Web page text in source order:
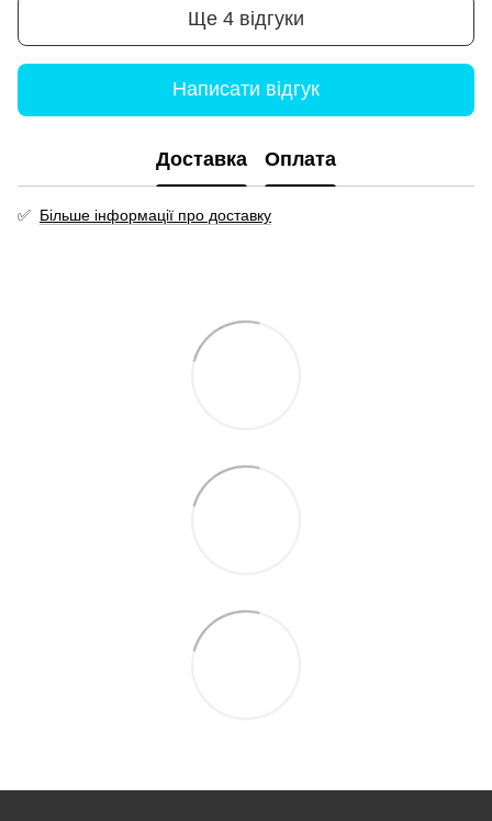
Ще 4 відгуки
Написати відгук
Доставка Оплата
✅ Більше інформації про доставку